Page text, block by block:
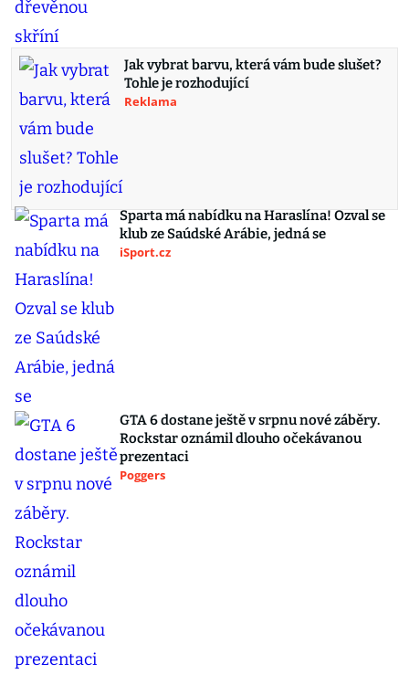
Jak vybrat barvu, která vám bude slušet?
Tohle je rozhodující
Reklama
Sparta má nabídku na Haraslína! Ozval se
klub ze Saúdské Arábie, jedná se
iSport.cz
GTA 6 dostane ještě v srpnu nové záběry.
Rockstar oznámil dlouho očekávanou
prezentaci
Poggers